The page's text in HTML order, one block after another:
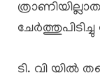
ടി. വി യിൽ